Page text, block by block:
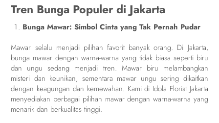
Tren Bunga Populer di Jakarta
Bunga Mawar: Simbol Cinta yang Tak Pernah Pudar
Mawar selalu menjadi pilihan favorit banyak orang. Di Jakarta,
bunga mawar dengan warna-warna yang tidak biasa seperti biru
dan ungu sedang menjadi tren. Mawar biru melambangkan
misteri dan keunikan, sementara mawar ungu sering dikaitkan
dengan keagungan dan kemewahan. Kami di Idola Florist Jakarta
menyediakan berbagai pilihan mawar dengan warna-warna yang
menarik dan berkualitas tinggi.